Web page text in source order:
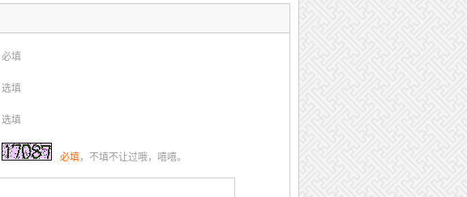
必填
选填
选填
必填，不填不让过哦，嘻嘻。